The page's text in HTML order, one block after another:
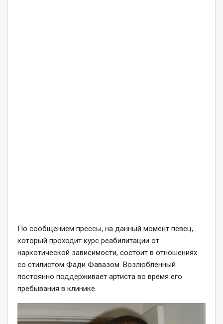
По сообщением прессы, на данный момент певец,
который проходит курс реабилитации от
наркотической зависимости, состоит в отношениях
со стилистом Фади Фавазом. Возлюбленный
постоянно поддерживает артиста во время его
пребывания в клинике.